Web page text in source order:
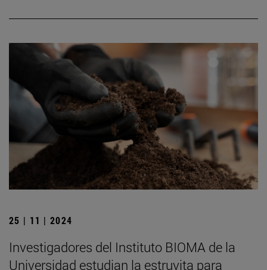
25 | 11 | 2024
Investigadores del Instituto BIOMA de la
Universidad estudian la estruvita para